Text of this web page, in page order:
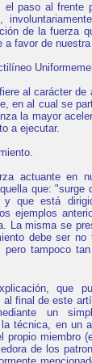
el paso al frente
de la fuerza
a favor de
al carácter
en al cual se
la mayor
a ejecutar.
actuante en
que: "surge
y que está
ejemplos
La misma se
debe ser
pero tampoco
que
al final de este
un
técnica, en un
propio miembro
de los